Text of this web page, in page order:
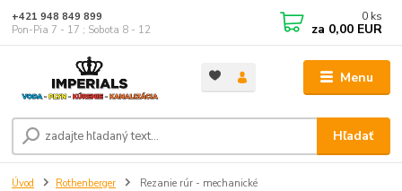
Menu
Hľadať
+421 948 849 899
Pon-Pia 7 - 17 ; Sobota 8 - 12
0 ks
za 0,00 EUR
Úvod Rothenberger Rezanie rúr - mechanické